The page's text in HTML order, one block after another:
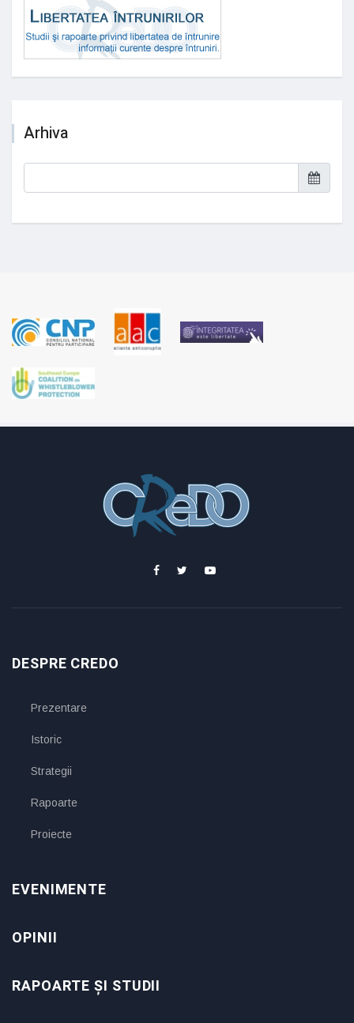
Arhiva
DESPRE CREDO
Prezentare
Istoric
Strategii
Rapoarte
Proiecte
EVENIMENTE
OPINII
RAPOARTE ȘI STUDII